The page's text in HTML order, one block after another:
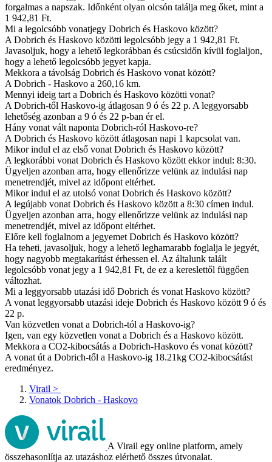
forgalmas a napszak. Időnként olyan olcsón találja meg őket, mint a
1 942,81 Ft.
Mi a legolcsóbb vonatjegy Dobrich és Haskovo között?
A Dobrich és Haskovo közötti legolcsóbb jegy a 1 942,81 Ft.
Javasoljuk, hogy a lehető legkorábban és csúcsidőn kívül foglaljon,
hogy a lehető legolcsóbb jegyet kapja.
Mekkora a távolság Dobrich és Haskovo vonat között?
A Dobrich - Haskovo a 260,16 km.
Mennyi ideig tart a Dobrich és Haskovo közötti vonat?
A Dobrich-től Haskovo-ig átlagosan 9 ó és 22 p. A leggyorsabb
lehetőség azonban a 9 ó és 22 p-ban ér el.
Hány vonat vált naponta Dobrich-ról Haskovo-re?
A Dobrich és Haskovo között átlagosan napi 1 kapcsolat van.
Mikor indul el az első vonat Dobrich és Haskovo között?
A legkorábbi vonat Dobrich és Haskovo között ekkor indul: 8:30.
Ügyeljen azonban arra, hogy ellenőrizze velünk az indulási nap
menetrendjét, mivel az időpont eltérhet.
Mikor indul el az utolsó vonat Dobrich és Haskovo között?
A legújabb vonat Dobrich és Haskovo között a 8:30 címen indul.
Ügyeljen azonban arra, hogy ellenőrizze velünk az indulási nap
menetrendjét, mivel az időpont eltérhet.
Előre kell foglalnom a jegyemet Dobrich és Haskovo között?
Ha teheti, javasoljuk, hogy a lehető leghamarabb foglalja le jegyét,
hogy nagyobb megtakarítást érhessen el. Az általunk talált
legolcsóbb vonat jegy a 1 942,81 Ft, de ez a kereslettől függően
változhat.
Mi a leggyorsabb utazási idő Dobrich és vonat Haskovo között?
A vonat leggyorsabb utazási ideje Dobrich és Haskovo között 9 ó és
22 p.
Van közvetlen vonat a Dobrich-tól a Haskovo-ig?
Igen, van egy közvetlen vonat a Dobrich és a Haskovo között.
Mekkora a CO2-kibocsátás a Dobrich-Haskovo és vonat között?
A vonat út a Dobrich-től a Haskovo-ig 18.21kg CO2-kibocsátást
eredményez.
Virail >
Vonatok Dobrich - Haskovo
A Virail egy online platform, amely
összehasonlítja az utazáshoz elérhető összes útvonalat.